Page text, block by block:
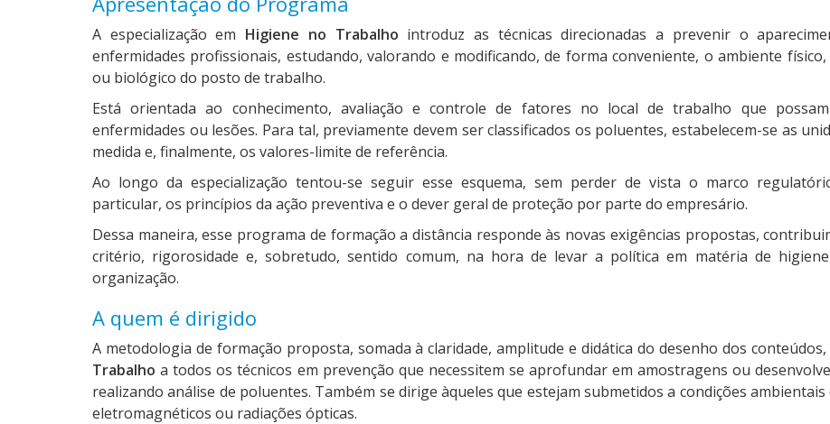
A especialização em Higiene no Trabalho introduz as técnicas direcionadas a prevenir o
enfermidades profissionais, estudando, valorando e modificando, de forma conveniente, o ambiente físico,
ou biológico do posto de trabalho.
Está orientada ao conhecimento, avaliação e controle de fatores no local de trabalho que
enfermidades ou lesões. Para tal, previamente devem ser classificados os poluentes, estabelecem-se as
medida e, finalmente, os valores-limite de referência.
Ao longo da especialização tentou-se seguir esse esquema, sem perder de vista o marco
particular, os princípios da ação preventiva e o dever geral de proteção por parte do empresário.
Dessa maneira, esse programa de formação a distância responde às novas exigências propostas,
critério, rigorosidade e, sobretudo, sentido comum, na hora de levar a política em matéria de
organização.
A quem é dirigido
A metodologia de formação proposta, somada à claridade, amplitude e didática do desenho dos
Trabalho a todos os técnicos em prevenção que necessitem se aprofundar em amostragens ou
realizando análise de poluentes. Também se dirige àqueles que estejam submetidos a condições
eletromagnéticos ou radiações ópticas.